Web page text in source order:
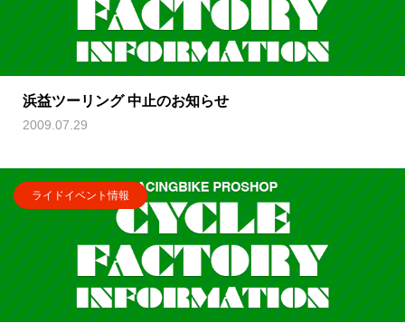
浜益ツーリング 中止のお知らせ
2009.07.29
ライドイベント情報